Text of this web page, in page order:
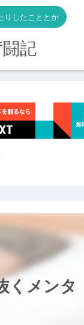
りしたこととか
記
くメンタ